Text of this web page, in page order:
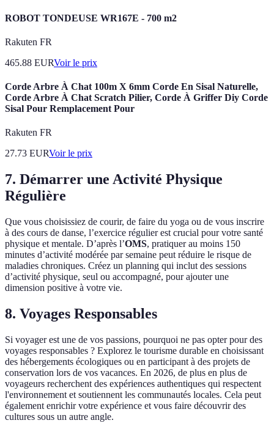
ROBOT TONDEUSE WR167E - 700 m2
Rakuten FR
465.88 EURVoir le prix
Corde Arbre À Chat 100m X 6mm Corde En Sisal Naturelle,
Corde Arbre À Chat Scratch Pilier, Corde À Griffer Diy Corde
Sisal Pour Remplacement Pour
Rakuten FR
27.73 EURVoir le prix
7. Démarrer une Activité Physique
Régulière
Que vous choisissiez de courir, de faire du yoga ou de vous inscrire
à des cours de danse, l’exercice régulier est crucial pour votre santé
physique et mentale. D’après l’OMS, pratiquer au moins 150
minutes d’activité modérée par semaine peut réduire le risque de
maladies chroniques. Créez un planning qui inclut des sessions
d’activité physique, seul ou accompagné, pour ajouter une
dimension positive à votre vie.
8. Voyages Responsables
Si voyager est une de vos passions, pourquoi ne pas opter pour des
voyages responsables ? Explorez le tourisme durable en choisissant
des hébergements écologiques ou en participant à des projets de
conservation lors de vos vacances. En 2026, de plus en plus de
voyageurs recherchent des expériences authentiques qui respectent
l'environnement et soutiennent les communautés locales. Cela peut
également enrichir votre expérience et vous faire découvrir des
cultures sous un autre angle.